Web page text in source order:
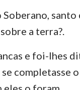
a terra?.
e foi-lhes
completasse